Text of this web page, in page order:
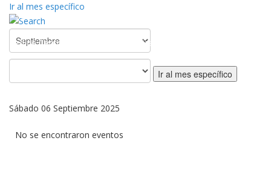
SERVICIO
Red de Centros de Servicios Autorizado
Ir al mes específico
Ir al mes específico
Sábado 06 Septiembre 2025
No se encontraron eventos